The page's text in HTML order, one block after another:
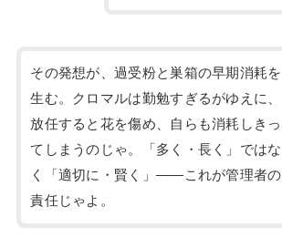
その発想が、過受粉と巣箱の早期消耗を
生む。クロマルは勤勉すぎるがゆえに、
放任すると花を傷め、自らも消耗しきっ
てしまうのじゃ。「多く・長く」ではな
く「適切に・賢く」——これが管理者の
責任じゃよ。